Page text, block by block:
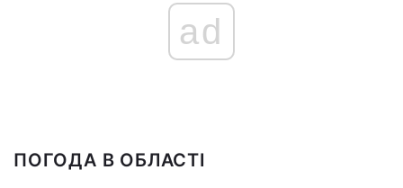
ad
ПОГОДА В ОБЛАСТІ